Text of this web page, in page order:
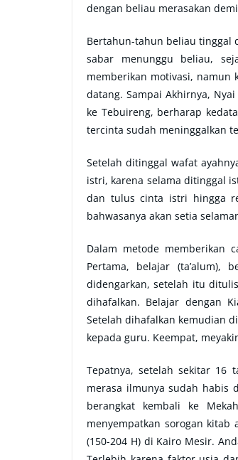
dengan beliau merasakan
Bertahun-tahun beliau tinggal
sabar menunggu beliau,
memberikan motivasi, namun
datang. Sampai Akhirnya,
ke Tebuireng, berharap
tercinta sudah meninggalkan
Setelah ditinggal wafat
istri, karena selama ditinggal
dan tulus cinta istri hingga
bahwasanya akan setia
Dalam metode memberikan
Pertama, belajar (ta’alum),
didengarkan, setelah itu
dihafalkan. Belajar dengan
Setelah dihafalkan kemudian
kepada guru. Keempat,
Tepatnya, setelah sekitar 16
merasa ilmunya sudah habis
berangkat kembali ke
menyempatkan sorogan kitab
(150-204 H) di Kairo Mesir.